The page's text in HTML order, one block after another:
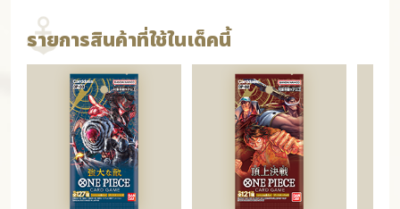
รายการสินค้าที่ใช้ในเด็คนี้